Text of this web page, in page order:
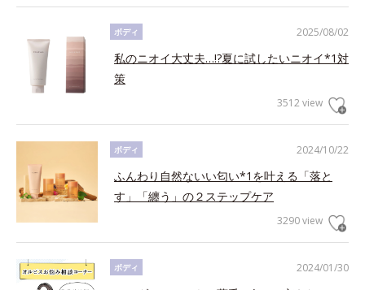
2025/08/02
ボディ
私のニオイ大丈夫…!?夏に試したいニオイ*1対
策
3512 view
2024/10/22
ボディ
ふんわり自然ないい匂い*1を叶える「落と
す」「纏う」の２ステップケア
3290 view
2024/01/30
ボディ